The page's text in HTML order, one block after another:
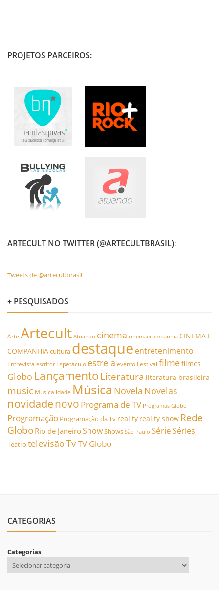
PROJETOS PARCEIROS:
ARTECULT NO TWITTER (@ARTECULTBRASIL):
Tweets de @artecultbrasil
+ PESQUISADOS
Arte Artecult Atuando cinema cinemaecompanhia CINEMA E
COMPANHIAcultura destaque entretenimento
Entrevista escritor Espetáculo estreia evento Festival filmefilmes
Globo Lançamento Literatura literatura brasileira
music Musicalidade Música Novela Novelas
novidadenovo Programa de TV Programas Globo
Programação Programação da Tv reality reality show Rede
Globo Rio de JaneiroShowShows São Paulo SérieSéries
Teatro televisãoTvTV Globo
CATEGORIAS
Categorias